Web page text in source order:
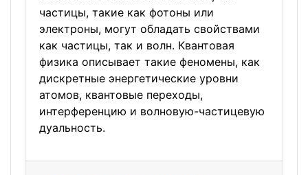
частицы, такие как фотоны или
электроны, могут обладать свойствами
как частицы, так и волн. Квантовая
физика описывает такие феномены, как
дискретные энергетические уровни
атомов, квантовые переходы,
интерференцию и волновую-частицевую
дуальность.